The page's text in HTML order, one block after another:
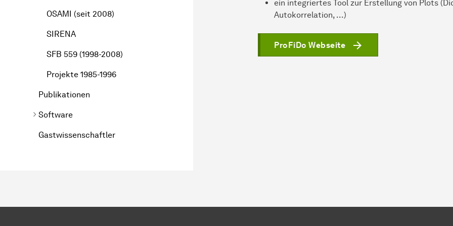
OSAMI (seit 2008)
SIRENA
SFB 559 (1998-2008)
Projekte 1985-1996
Publikationen
Software
Gastwissenschaftler
ein integriertes Tool zur Erstellung von Plots
Autokorrelation, ...)
ProFiDo Webseite